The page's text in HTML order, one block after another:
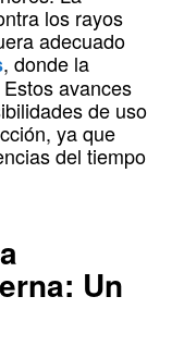
los rayos
adecuado
, donde la
avances
de uso
ya que
del tiempo
Un